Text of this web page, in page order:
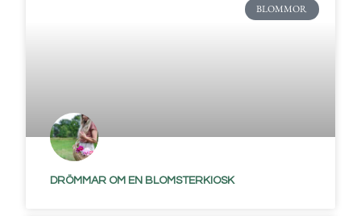
BLOMMOR
DRÖMMAR OM EN BLOMSTERKIOSK